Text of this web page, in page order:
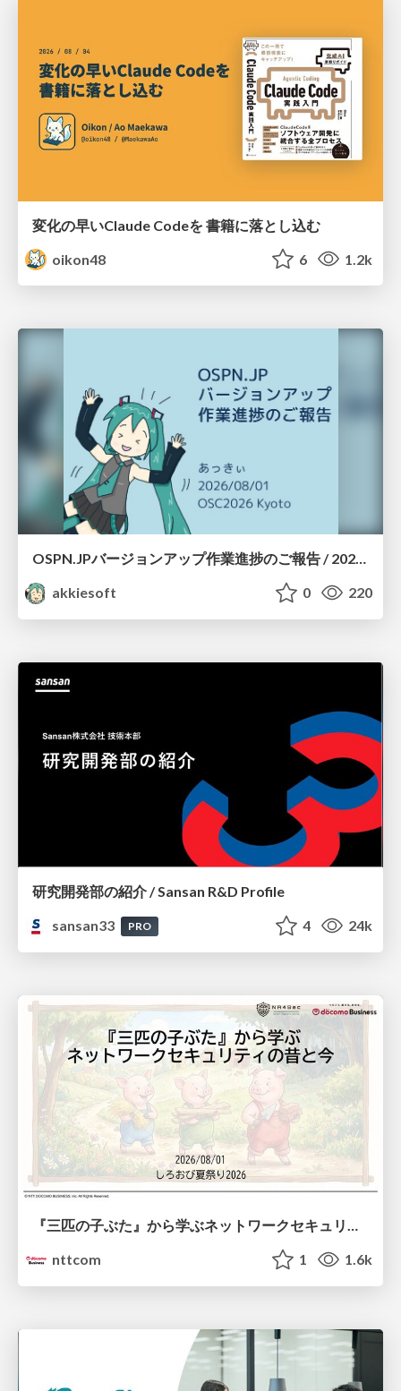
変化の早いClaude Codeを 書籍に落とし込む
oikon48
6 1.2k
OSPN.JPバージョンアップ作業進捗のご報告 / 20260801-osc26kyoto
akkiesoft
0 220
研究開発部の紹介 / Sansan R&D Profile
sansan33
PRO 4 24k
nttcom
1 1.6k